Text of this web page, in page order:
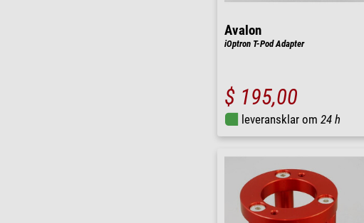
Avalon
iOptron T-Pod Adapter
$ 195,00
leveransklar om 24 h